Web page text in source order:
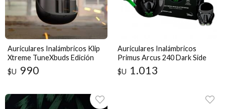
Auriculares Inalámbricos Klip
Xtreme TuneXbuds Edición
Deadpool y Wolverine
$U 990
Auriculares Inalámbricos
Primus Arcus 240 Dark Side
TWS Bluetooth 5.3
$U 1.013